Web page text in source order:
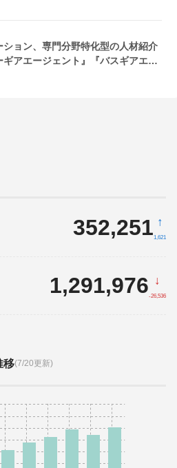
ション、専門分野特化型の人材紹介
アエージェント』『バスギアエー
352,251 ↑
1,621
1,291,976 ↓
-26,536
移(7/20更新)